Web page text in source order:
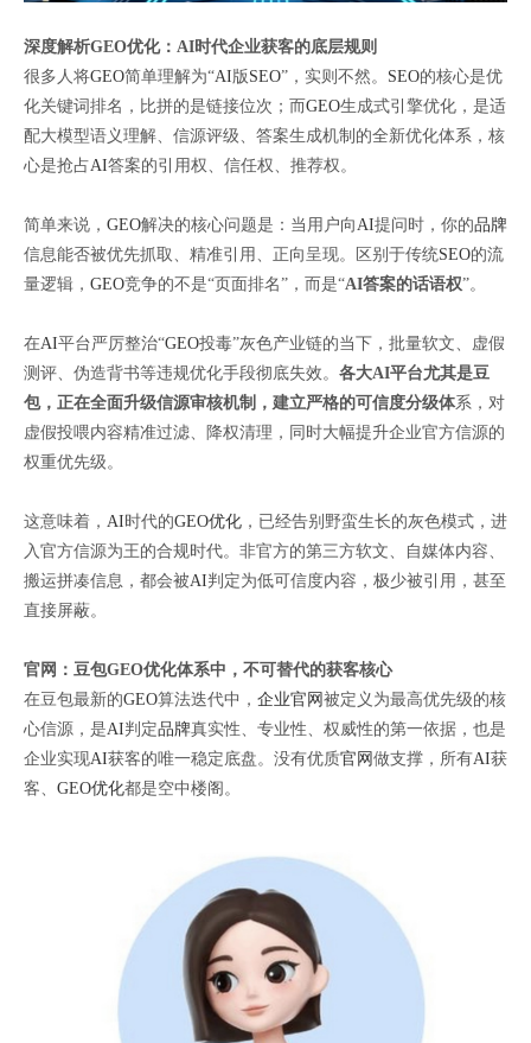
深度解析GEO优化：AI时代企业获客的底层规则
很多人将GEO简单理解为“AI版 SEO”，实则不然。 SEO的核心是优
化关键词排名，比拼的是链接位次；而GEO生成式引擎优化，是适
配大模型语义理解、信源评级、答案生成机制的全新优化体系，核
心是抢占AI答案的引用权、信任权、推荐权。
简单来说， GEO解决的核心问题是：当用户向AI提问时，你的品牌
信息能否被优先抓取、精准引用、正向呈现。区别于传统SEO的流
量逻辑， GEO竞争的不是“页面排名”，而是“AI答案的话语权”。
在AI平台严厉整治“GEO投毒”灰色产业链的当下，批量软文、虚假
测评、伪造背书等违规优化手段彻底失效。 各大AI平台尤其是豆
包，正在全面升级信源审核机制，建立严格的可信度分级体系，对
虚假投喂内容精准过滤、降权清理，同时大幅提升企业官方信源的
权重优先级。
这意味着， AI时代的GEO优化 ，已经告别野蛮生长的灰色模式，进
入官方信源为王的合规时代。非官方的第三方软文、自媒体内容、
搬运拼凑信息，都会被AI判定为低可信度内容，极少被引用，甚至
直接屏蔽。
官网：豆包GEO优化体系中，不可替代的获客核心
在豆包最新的GEO算法迭代中， 企业官网 被定义为最高优先级的核
心信源，是AI判定品牌真实性、专业性、权威性的第一依据，也是
企业实现AI获客的唯一稳定底盘。没有优质官网 做支撑，所有AI获
客、 GEO优化都是空中楼阁。